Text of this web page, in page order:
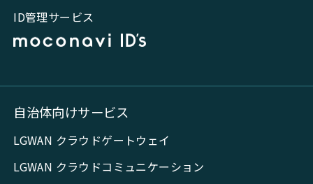
ID管理サービス
自治体向けサービス
LGWAN クラウドゲートウェイ
LGWAN クラウドコミュニケーション